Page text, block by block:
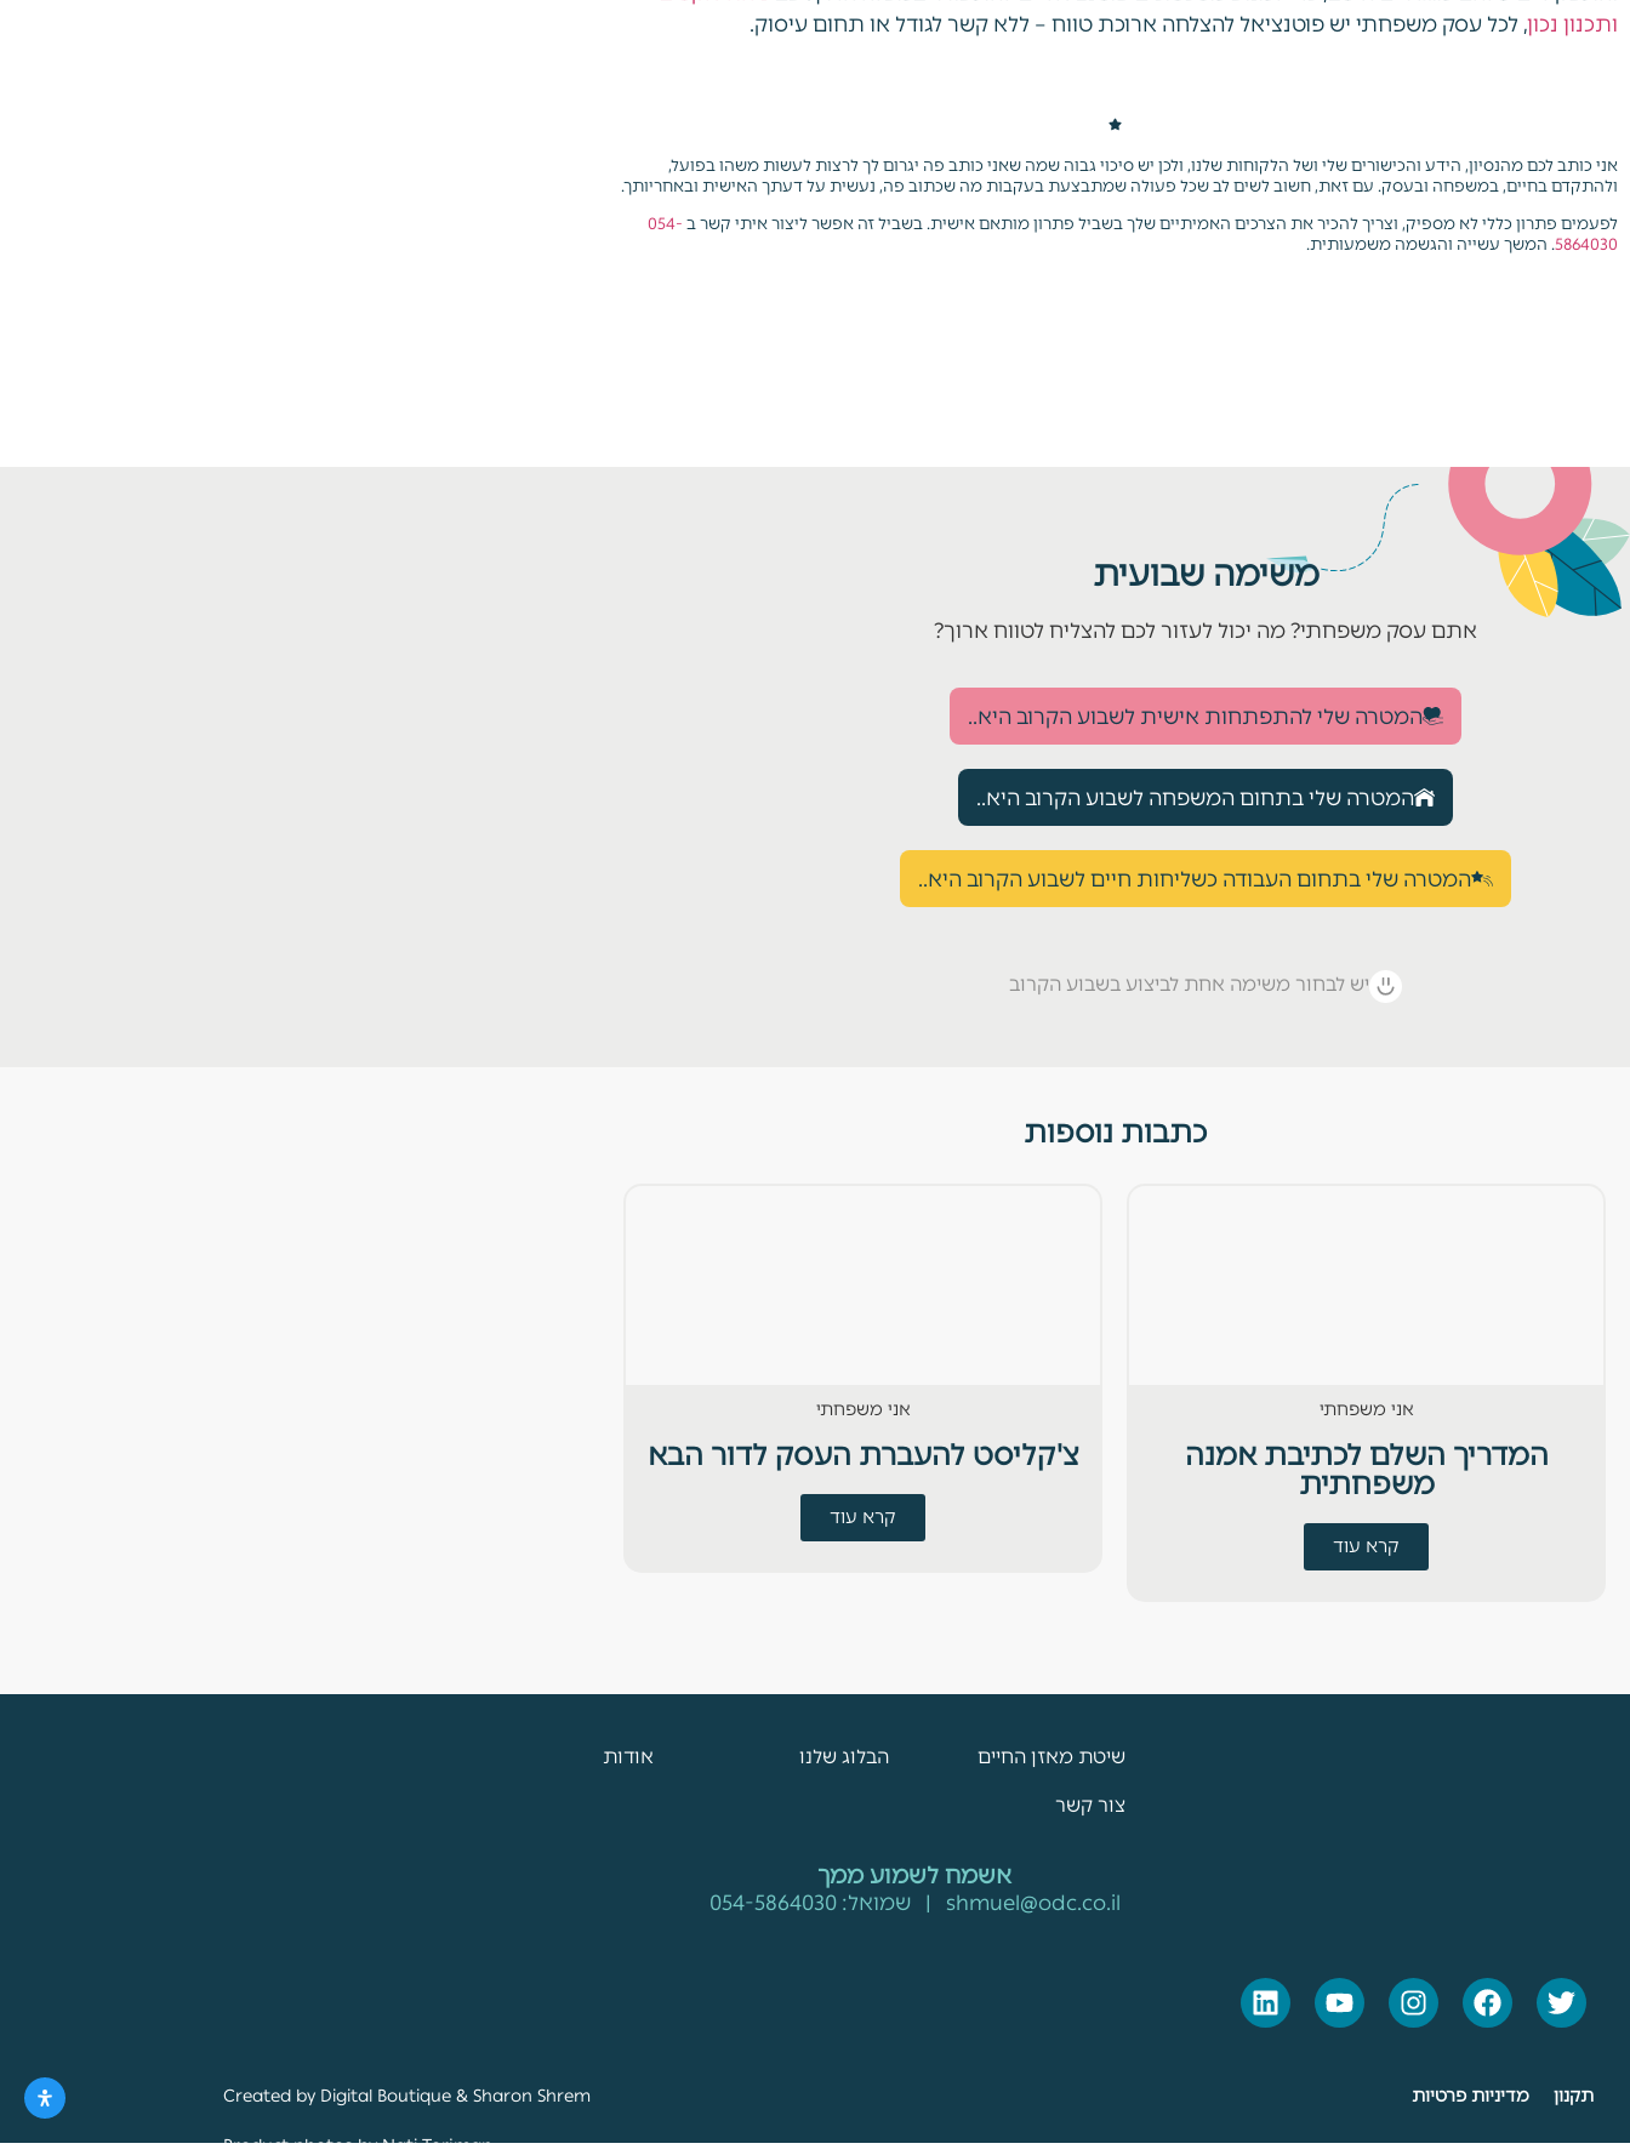
ותכנון נכון, לכל עסק משפחתי יש פוטנציאל להצלחה ארוכת טווח – ללא קשר לגודל או תחום עיסוק.
אני כותב לכם מהנסיון, הידע והכישורים שלי ושל הלקוחות שלנו, ולכן יש סיכוי גבוה שמה שאני כותב פה יגרום לך לרצות לעשות משהו בפועל,
ולהתקדם בחיים, במשפחה ובעסק. עם זאת, חשוב לשים לב שכל פעולה שמתבצעת בעקבות מה שכתוב פה, נעשית על דעתך האישית ובאחריותך.
לפעמים פתרון כללי לא מספיק, וצריך להכיר את הצרכים האמיתיים שלך בשביל פתרון מותאם אישית.בשביל זה אפשר ליצור איתי קשר ב 054-
5864030. המשך עשייה והגשמה משמעותית.
משימה שבועית
אתם עסק משפחתי? מה יכול לעזור לכם להצליח לטווח ארוך?
המטרה שלי להתפתחות אישית לשבוע הקרוב היא..
המטרה שלי בתחום המשפחה לשבוע הקרוב היא..
המטרה שלי בתחום העבודה כשליחות חיים לשבוע הקרוב היא..
יש לבחור משימה אחת לביצוע בשבוע הקרוב
כתבות נוספות
אני משפחתי
המדריך השלם לכתיבת אמנה
משפחתית
קרא עוד
אני משפחתי
צ'קליסט להעברת העסק לדור הבא
קרא עוד
שיטת מאזן החיים הבלוג שלנו אודות
צור קשר
אשמח לשמוע ממך
shmuel@odc.co.il | שמואל:054-5864030
תקנון מדיניות פרטיות Created by Digital Boutique & Sharon Shrem
Product photos byNati Torjman